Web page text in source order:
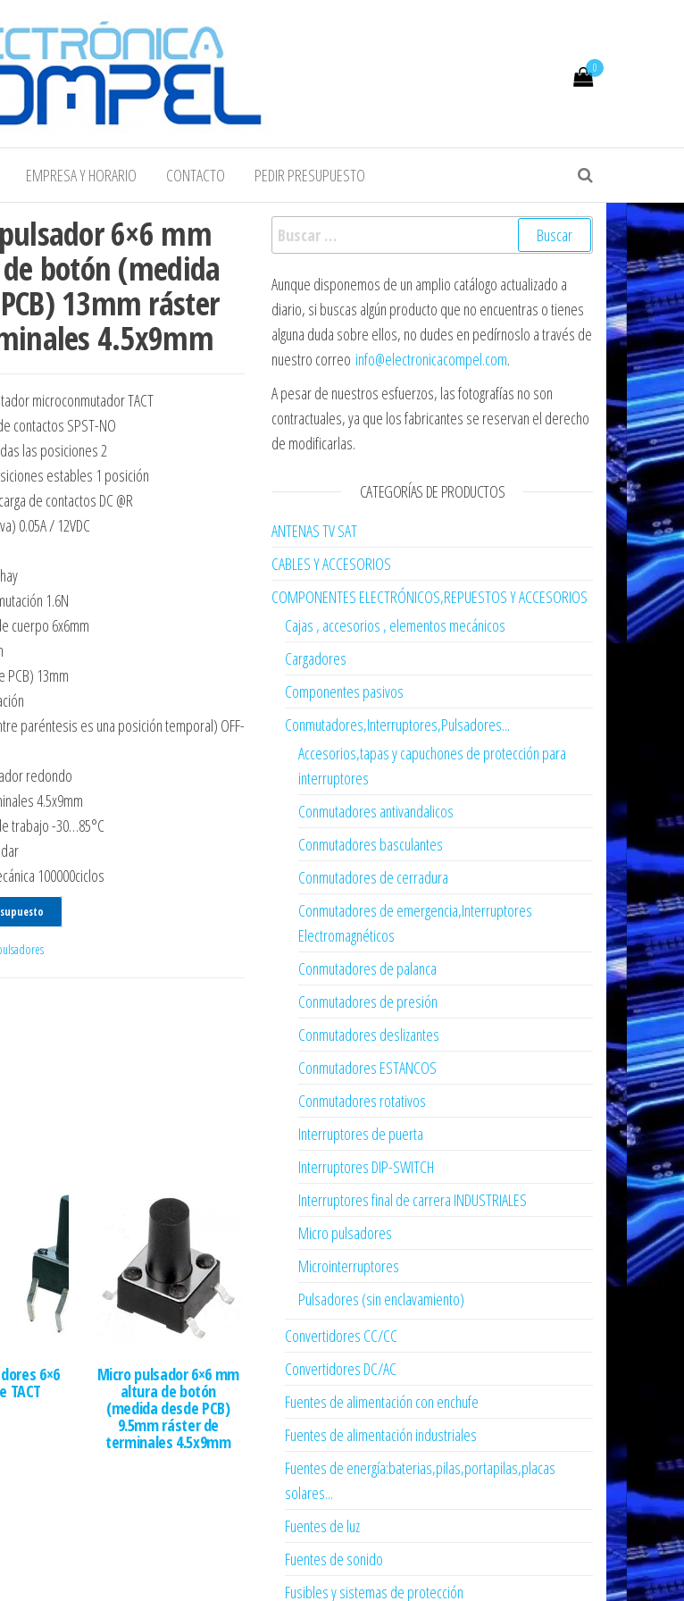
Electrónica COMPEL
0
EMPRESA Y HORARIO CONTACTO PEDIR PRESUPUESTO
6×6 mm
botón (medida
13mm ráster
4.5x9mm
microconmutador TACT
contactos SPST-NO
las posiciones 2
estables 1 posición
de contactos DC @R
0.05A / 12VDC
1.6N
cuerpo 6x6mm
13mm
paréntesis es una posición temporal) OFF-
redondo
4.5x9mm
trabajo -30…85°C
100000ciclos
6×6
TACT
Micro pulsador 6×6 mm
altura de botón
(medida desde PCB)
9.5mm ráster de
terminales 4.5x9mm
Buscar:
Aunque disponemos de un amplio catálogo actualizado a
diario, si buscas algún producto que no encuentras o tienes
alguna duda sobre ellos, no dudes en pedírnoslo a través de
nuestro correo info@electronicacompel.com.
A pesar de nuestros esfuerzos, las fotografías no son
contractuales, ya que los fabricantes se reservan el derecho
de modificarlas.
CATEGORÍAS DE PRODUCTOS
ANTENAS TV SAT
CABLES Y ACCESORIOS
COMPONENTES ELECTRÓNICOS,REPUESTOS Y ACCESORIOS
Cajas , accesorios , elementos mecánicos
Cargadores
Componentes pasivos
Conmutadores,Interruptores,Pulsadores...
Accesorios,tapas y capuchones de protección para
interruptores
Conmutadores antivandalicos
Conmutadores basculantes
Conmutadores de cerradura
Conmutadores de emergencia,Interruptores
Electromagnéticos
Conmutadores de palanca
Conmutadores de presión
Conmutadores deslizantes
Conmutadores ESTANCOS
Conmutadores rotativos
Interruptores de puerta
Interruptores DIP-SWITCH
Interruptores final de carrera INDUSTRIALES
Micro pulsadores
Microinterruptores
Pulsadores (sin enclavamiento)
Convertidores CC/CC
Convertidores DC/AC
Fuentes de alimentación con enchufe
Fuentes de alimentación industriales
Fuentes de energía:baterias,pilas,portapilas,placas
solares...
Fuentes de luz
Fuentes de sonido
Fusibles y sistemas de protección